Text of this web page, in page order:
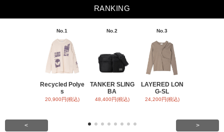
RANKING
No.1
Recycled Polye
s
20,900円(税込)
No.2
TANKER SLING
BA
48,400円(税込)
No.3
LAYERED LON
G-SL
24,200円(税込)
< >